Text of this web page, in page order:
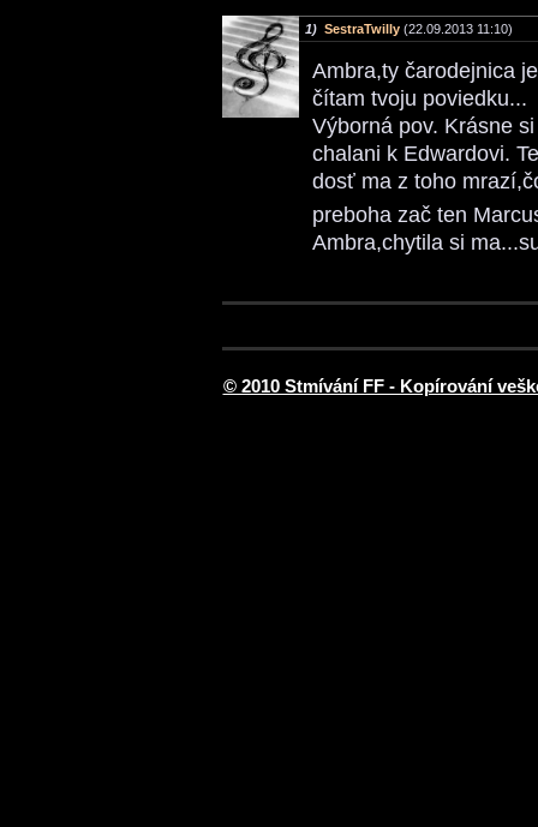
1) SestraTwilly (22.09.2013 11:10)
Ambra,ty čarodejnica
čítam tvoju poviedku...
Výborná pov. Krásne
chalani k Edwardovi.
dosť ma z toho
preboha zač ten
Ambra,chytila si
© 2010 Stmívání FF - Kopírování